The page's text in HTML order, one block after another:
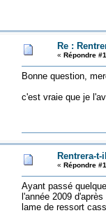
Re :
« Répondre
Bonne question,
c'est vraie que je
Rentrera-
« Répondre
Ayant passé
l'année 2009
lame de ressort